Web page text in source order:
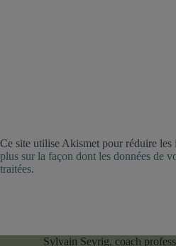
Ce site utilise Akismet pour réduire les
plus sur la façon dont les données de
traitées.
Sylvain Seyrig, coach